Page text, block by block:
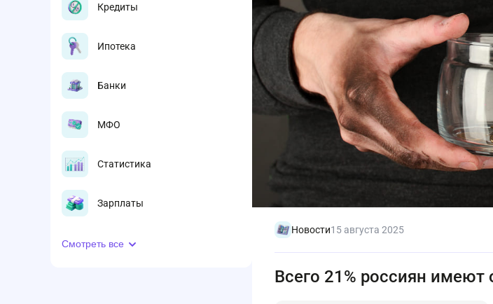
Кредиты
Ипотека
Банки
МФО
Статистика
Зарплаты
Смотреть все
Новости15 августа 2025
Всего 21% россиян